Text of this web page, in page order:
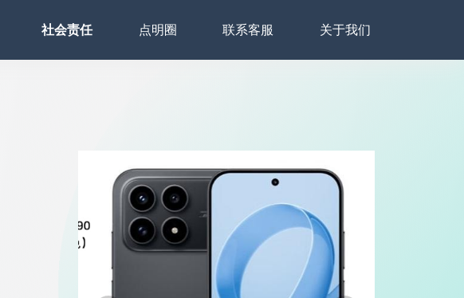
社会责任 点明圈 联系客服 关于我们